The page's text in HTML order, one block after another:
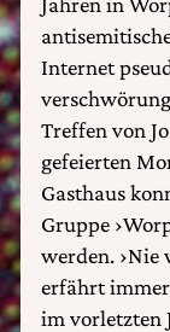
Internet
Treffen von
gefeierten
Gasthaus
Gruppe
werden.
erfährt
im vorletzten